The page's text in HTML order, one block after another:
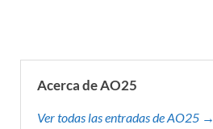
Acerca de AO25
Ver todas las entradas de AO25 →